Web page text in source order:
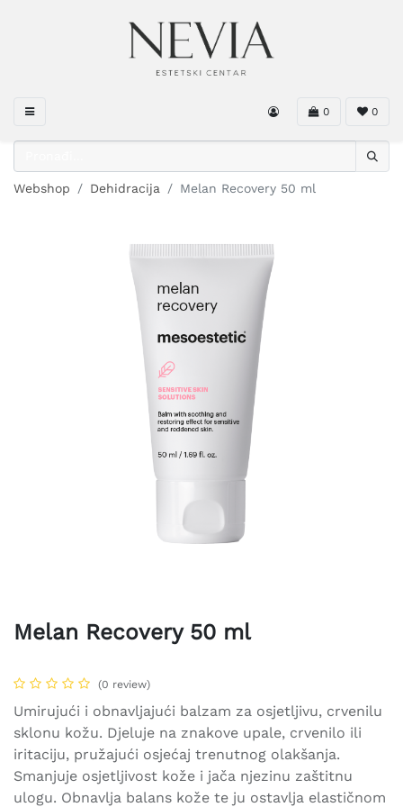
0 0
Webshop Dehidracija Melan Recovery 50 ml
Melan Recovery 50 ml
(0 review)
Umirujući i obnavljajući balzam za osjetljivu, crvenilu
sklonu kožu. Djeluje na znakove upale, crvenilo ili
iritaciju, pružajući osjećaj trenutnog olakšanja.
Smanjuje osjetljivost kože i jača njezinu zaštitnu
ulogu. Obnavlja balans kože te ju ostavlja elastičnom